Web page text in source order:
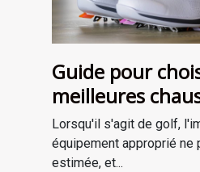
Guide pour
meilleures
golf adaptées à
de jeu
Lorsqu'il s'agit de golf,
équipement approprié ne
estimée, et...